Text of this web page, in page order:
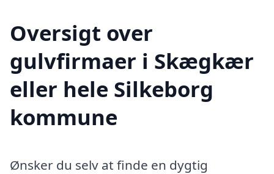
Oversigt over
gulvfirmaer i Skægkær
eller hele Silkeborg
kommune
Ønsker du selv at finde en dygtig